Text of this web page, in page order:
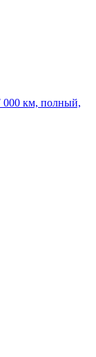
000 км, полный,